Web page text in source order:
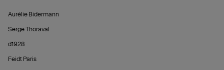
Aurélie Bidermann
Serge Thoraval
d1928
Feidt Paris